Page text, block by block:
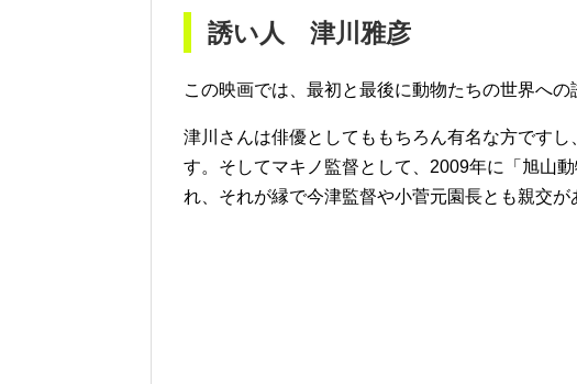
誘い人 津川雅彦
この映画では、最初と最後に動物たちの世界へ
津川さんは俳優としてももちろん有名な方です
す。そしてマキノ監督として、2009年に「旭山
れ、それが縁で今津監督や小菅元園長とも親交が